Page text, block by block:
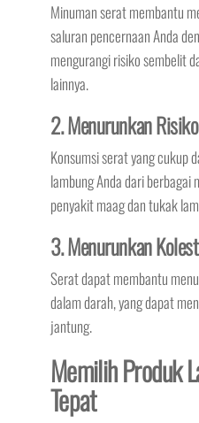
Minuman serat membantu
saluran pencernaan Anda
mengurangi risiko sembelit
lainnya.
2. Menurunkan
Konsumsi serat yang cukup
lambung Anda dari
penyakit maag dan tukak
3. Menurunkan
Serat dapat membantu
dalam darah, yang dapat
jantung.
Memilih Produk
Tepat